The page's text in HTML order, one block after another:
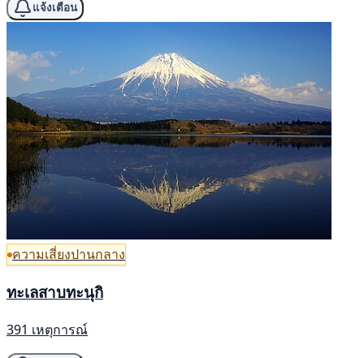
แจ้งเตือน
ความเสี่ยงปานกลาง
ทะเลสาบทะนุกิ
391 เหตุการณ์